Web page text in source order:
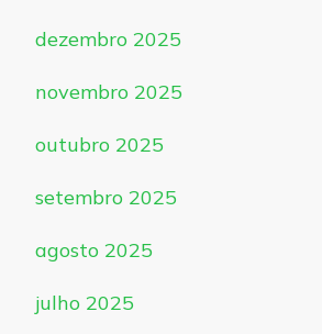
dezembro 2025
novembro 2025
outubro 2025
setembro 2025
agosto 2025
julho 2025